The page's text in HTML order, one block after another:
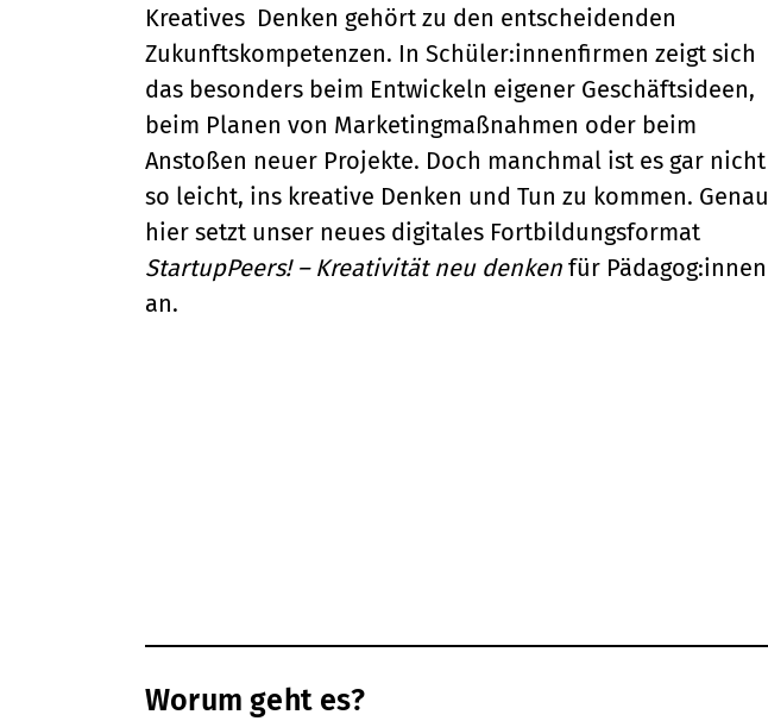
Kreatives Denken gehört zu den entscheidenden
Zukunftskompetenzen. In Schüler:innenfirmen zeigt sich
das besonders beim Entwickeln eigener Geschäftsideen,
beim Planen von Marketingmaßnahmen oder beim
Anstoßen neuer Projekte. Doch manchmal ist es gar nicht
so leicht, ins kreative Denken und Tun zu kommen. Genau
hier setzt unser neues digitales Fortbildungsformat
StartupPeers! – Kreativität neu denken für Pädagog:innen
an.
Worum geht es?